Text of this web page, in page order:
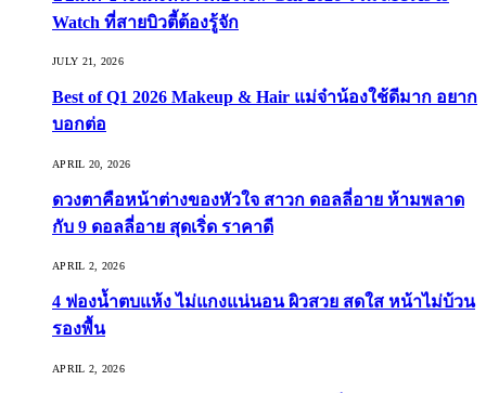
Watch ที่สายบิวตี้ต้องรู้จัก
JULY 21, 2026
Best of Q1 2026 Makeup & Hair แม่จ๋าน้องใช้ดีมาก อยาก
บอกต่อ
APRIL 20, 2026
ดวงตาคือหน้าต่างของหัวใจ สาวก ดอลลี่อาย ห้ามพลาด
กับ 9 ดอลลี่อาย สุดเริ่ด ราคาดี
APRIL 2, 2026
4 ฟองน้ำตบแห้ง ไม่แกงแน่นอน ผิวสวย สดใส หน้าไม่บ้วน
รองพื้น
APRIL 2, 2026